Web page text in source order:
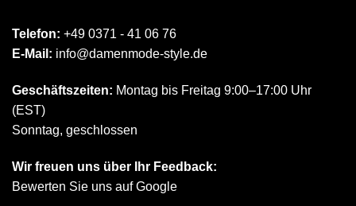
Telefon: +49 0371 - 41 06 76
E-Mail: info@damenmode-style.de
Geschäftszeiten: Montag bis Freitag 9:00–17:00 Uhr
(EST)
Sonntag, geschlossen
Wir freuen uns über Ihr Feedback:
Bewerten Sie uns auf Google